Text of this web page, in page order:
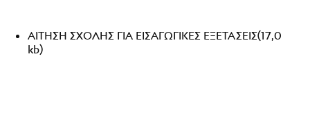
ΑΙΤΗΣΗ ΣΧΟΛΗΣ ΓΙΑ ΕΙΣΑΓΩΓΙΚΕΣ ΕΞΕΤΑΣΕΙΣ(17,0
kb)